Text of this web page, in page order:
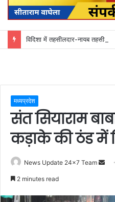
मध्यप्रदेश
संत सियाराम
कड़ाके की ठंड में
News Update 24x7 Team
Send
2 minutes read